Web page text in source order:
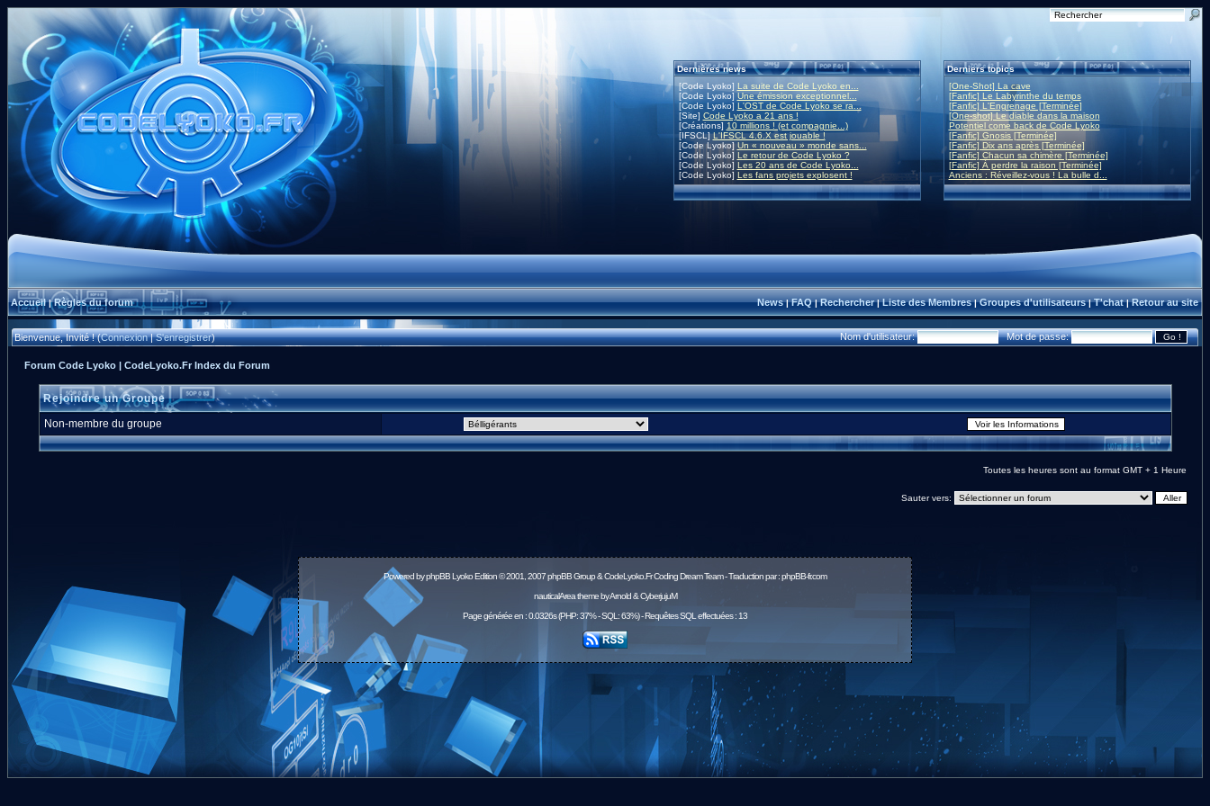
Dernières news
[Code Lyoko] La suite de Code Lyoko en...
[Code Lyoko]Une émission exceptionnel...
[Code Lyoko] L'OST de Code Lyoko se ra...
[Site] Code Lyoko a 21 ans !
[Créations] 10 millions ! (et compagnie...)
[IFSCL]L'IFSCL 4.6.X est jouable !
[Code Lyoko] Un « nouveau » monde sans...
[Code Lyoko] Le retour de Code Lyoko ?
[Code Lyoko] Les 20 ans de Code Lyoko...
[Code Lyoko] Les fans projets explosent !
Derniers topics
[One-Shot] La cave
[Fanfic] Le Labyrinthe du temps
[Fanfic] L'Engrenage [Terminée]
[One-shot] Le diable dans la maison
Potentiel come back de Code Lyoko
[Fanfic] Gnosis [Terminée]
[Fanfic] Dix ans après [Terminée]
[Fanfic] Chacun sa chimère [Terminée]
[Fanfic] À perdre la raison [Terminée]
Anciens : Réveillez-vous ! La bulle d...
Accueil|Règles du forum News|FAQ|Rechercher|Liste des Membres|Groupes d'utilisateurs|T'chat|Retour au site
Bienvenue, Invité ! (Connexion|S'enregistrer) Nom d'utilisateur: Mot de passe:
Forum Code Lyoko | CodeLyoko.Fr Index du Forum
Rejoindre un Groupe
Non-membre du groupe
Toutes les heures sont au format GMT + 1 Heure
Sauter vers:
Powered byphpBBLyoko Edition © 2001, 2007 phpBB Group & CodeLyoko.Fr Coding Dream Team - Traduction par :phpBB-fr.com
nauticalArea theme by Arnold & CyberjujuM
Page générée en : 0.0326s (PHP: 37% - SQL: 63%) - Requêtes SQL effectuées : 13